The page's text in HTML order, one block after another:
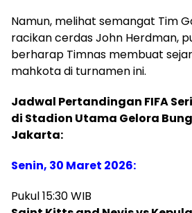
Namun, melihat semangat Tim
racikan cerdas John Herdman,
berharap Timnas membuat
mahkota di turnamen ini.
Jadwal Pertandingan FIFA
di Stadion Utama Gelora
Jakarta:
Senin, 30 Maret 2026:
Pukul 15:30 WIB